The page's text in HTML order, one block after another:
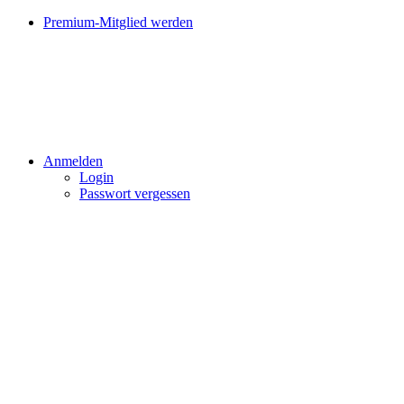
Premium-Mitglied werden
Anmelden
Login
Passwort vergessen